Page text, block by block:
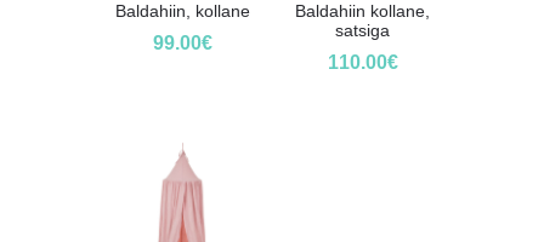
Baldahiin, kollane
99.00€
Baldahiin kollane,
satsiga
110.00€